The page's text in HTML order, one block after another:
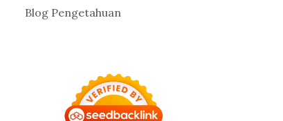
Blog Pengetahuan